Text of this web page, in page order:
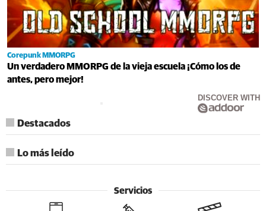
Corepunk MMORPG
Un verdadero MMORPG de la vieja escuela ¡Cómo los de
antes, pero mejor!
DISCOVER WITH
Destacados
Lo más leído
Servicios